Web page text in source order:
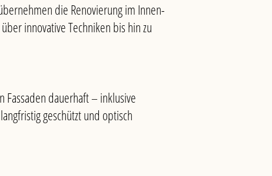
die Renovierung im Innen-
innovative Techniken bis hin zu
Fassaden dauerhaft – inklusive
geschützt und optisch